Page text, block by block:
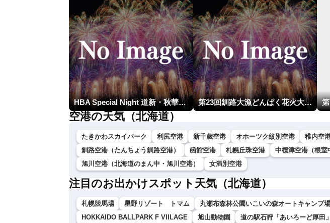
HBA Special Night 道新・秋華火（はなび） 第23回釧路大漁どんぱく花火大会 ～道新・光と音のファンタジー～
空港の天気（北海道）
たきかわスカイパーク 利尻空港 新千歳空港 オホーツク紋別空港 稚内空
釧路空港（たんちょう釧路空港）
函館空港 札幌丘珠空港 中標津空港（根室
旭川空港（北海道のまん中・旭川空港）
女満別空港
注目のお出かけスポット天気（北海道）
札幌競馬場 星野リゾート トマム
丸瀬布森林公園いこいの森オートキャンプ場
HOKKAIDO BALLPARK F VIILAGE
旭山動物園 道の駅石狩「あいろーど厚田」